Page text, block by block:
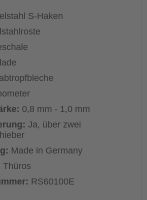
S-Haken
0,8 mm - 1,0 mm
Ja, über zwei
Made in Germany
Thüros
RS60100E